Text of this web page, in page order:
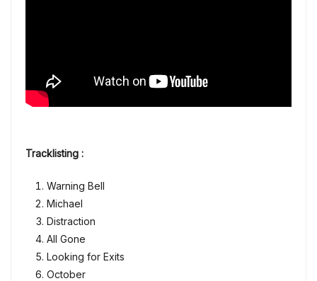
Tracklisting :
Warning Bell
Michael
Distraction
All Gone
Looking for Exits
October